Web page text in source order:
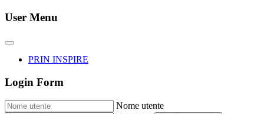
User Menu
PRIN INSPIRE
Login Form
Nome utente